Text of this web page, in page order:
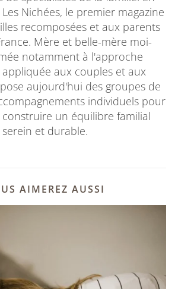
Nichées, le premier magazine
recomposées et aux parents
Mère et belle-mère moi-
notamment à l'approche
appliquée aux couples et aux
aujourd'hui des groupes de
individuels pour
un équilibre familial
serein et durable.
AIMEREZ AUSSI